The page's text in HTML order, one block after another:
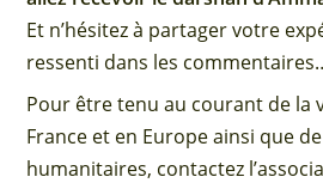
Et n’hésitez à partager votre
ressenti dans les
Pour être tenu au courant de la
France et en Europe ainsi que
humanitaires, contactez